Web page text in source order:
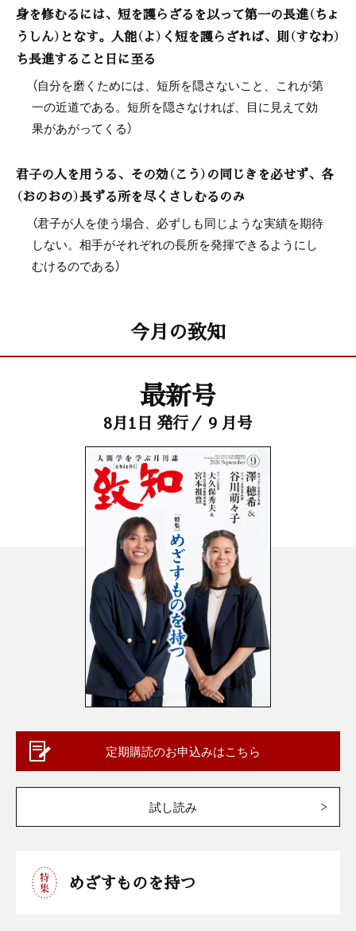
身を修むるには、短を護らざるを以って第一の長進（ちょ
うしん）となす。人能（よ）く短を護らざれば、則（すなわ）
ち長進すること日に至る
（自分を磨くためには、短所を隠さないこと、これが第
一の近道である。短所を隠さなければ、目に見えて効
果があがってくる）
君子の人を用うる、その効（こう）の同じきを必せず、各
（おのおの）長ずる所を尽くさしむるのみ
（君子が人を使う場合、必ずしも同じような実績を期待
しない。相手がそれぞれの長所を発揮できるようにし
むけるのである）
今月の致知
最新号
8月1日 発行／ 9 月号
定期購読のお申込みはこちら
試し読み
めざすものを持つ